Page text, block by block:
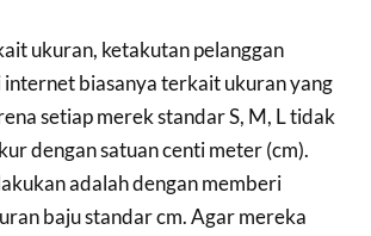
ukuran, ketakutan pelanggan
internet biasanya terkait ukuran yang
setiap merek standar S, M, L tidak
dengan satuan centi meter (cm).
adalah dengan memberi
baju standar cm. Agar mereka